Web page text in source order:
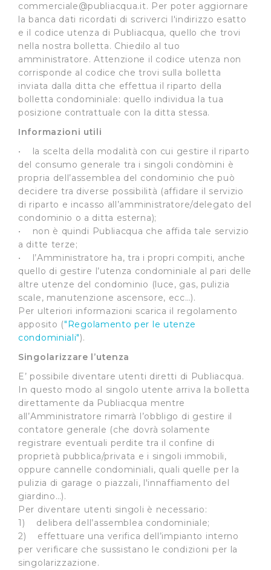
commerciale@publiacqua.it. Per poter aggiornare
la banca dati ricordati di scriverci l'indirizzo esatto
e il codice utenza di Publiacqua, quello che trovi
nella nostra bolletta. Chiedilo al tuo
amministratore. Attenzione il codice utenza non
corrisponde al codice che trovi sulla bolletta
inviata dalla ditta che effettua il riparto della
bolletta condominiale: quello individua la tua
posizione contrattuale con la ditta stessa.
Informazioni utili
• la scelta della modalità con cui gestire il riparto
del consumo generale tra i singoli condòmini è
propria dell’assemblea del condominio che può
decidere tra diverse possibilità (affidare il servizio
di riparto e incasso all’amministratore/delegato del
condominio o a ditta esterna);
• non è quindi Publiacqua che affida tale servizio
a ditte terze;
• l’Amministratore ha, tra i propri compiti, anche
quello di gestire l’utenza condominiale al pari delle
altre utenze del condominio (luce, gas, pulizia
scale, manutenzione ascensore, ecc…).
Per ulteriori informazioni scarica il regolamento
apposito ("Regolamento per le utenze
condominiali").
Singolarizzare l’utenza
E’ possibile diventare utenti diretti di Publiacqua.
In questo modo al singolo utente arriva la bolletta
direttamente da Publiacqua mentre
all’Amministratore rimarrà l’obbligo di gestire il
contatore generale (che dovrà solamente
registrare eventuali perdite tra il confine di
proprietà pubblica/privata e i singoli immobili,
oppure cannelle condominiali, quali quelle per la
pulizia di garage o piazzali, l'innaffiamento del
giardino…).
Per diventare utenti singoli è necessario:
1) delibera dell’assemblea condominiale;
2) effettuare una verifica dell’impianto interno
per verificare che sussistano le condizioni per la
singolarizzazione.